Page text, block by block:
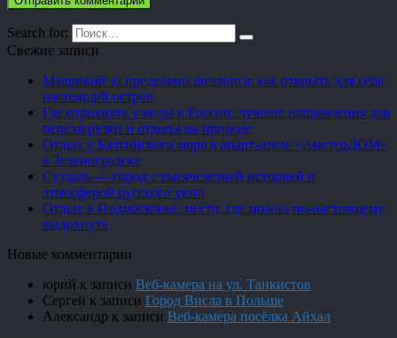
Search for:
Свежие записи
Маврикий за пределами шезлонга: как открыть для себя
настоящий остров
Где отдохнуть у воды в России: лучшие направления для
перезагрузки и отдыха на природе
Отдых у Балтийского моря в апарт-отеле «АмстерДОМ»
в Зеленоградске
Суздаль — город с тысячелетней историей и
атмосферой русского уюта
Отдых в Подмосковье: место, где можно по-настоящему
выдохнуть
Новые комментарии
юрий к записи Веб-камера на ул. Танкистов
Сергей к записи Город Висла в Польше
Александр к записи Веб-камера посёлка Айхал